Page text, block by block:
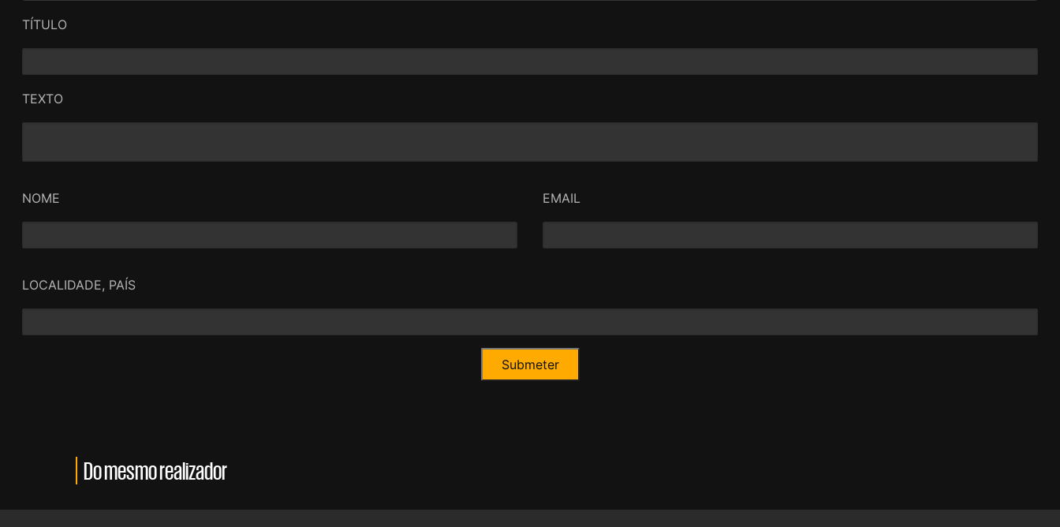
TÍTULO
TEXTO
NOME EMAIL
LOCALIDADE, PAÍS
Do mesmo realizador